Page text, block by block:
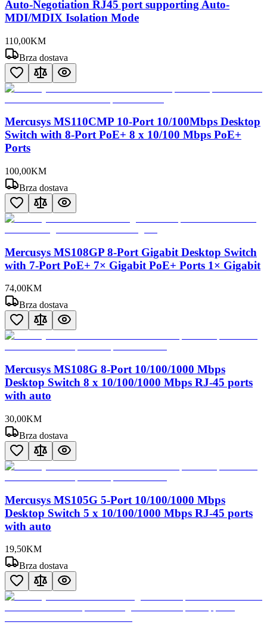
Auto-Negotiation RJ45 port supporting Auto-
MDI/MDIX Isolation Mode
110,00KM
Brza dostava
Mercusys MS110CMP 10-Port 10/100Mbps Desktop
Switch with 8-Port PoE+ 8 x 10/100 Mbps PoE+
Ports
100,00KM
Brza dostava
Mercusys MS108GP 8-Port Gigabit Desktop Switch
with 7-Port PoE+ 7× Gigabit PoE+ Ports 1× Gigabit
74,00KM
Brza dostava
Mercusys MS108G 8-Port 10/100/1000 Mbps
Desktop Switch 8 x 10/100/1000 Mbps RJ-45 ports
with auto
30,00KM
Brza dostava
Mercusys MS105G 5-Port 10/100/1000 Mbps
Desktop Switch 5 x 10/100/1000 Mbps RJ-45 ports
with auto
19,50KM
Brza dostava